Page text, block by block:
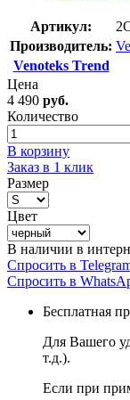
Артикул:
Производитель:
Venoteks Trend
Цена
4 490 руб.
Количество
В корзину
Заказ в 1 клик
Размер
Цвет
В наличии в
Спросить в
Спросить в
Бесплатная
Для Вашего
т.д.).
Если при